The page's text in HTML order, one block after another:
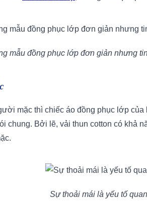
mẫu đồng phục lớp đơn giản nhưng
mặc thì chiếc áo đồng phục lớp
chung. Bởi lẽ, vải thun cotton có khả
Sự thoải mái là yếu tố